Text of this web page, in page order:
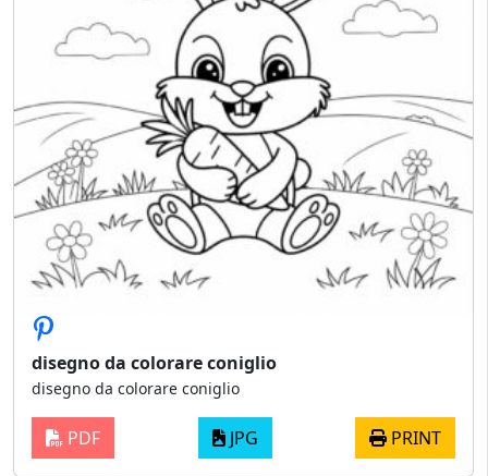
disegno da colorare coniglio
disegno da colorare coniglio
PDF JPG PRINT